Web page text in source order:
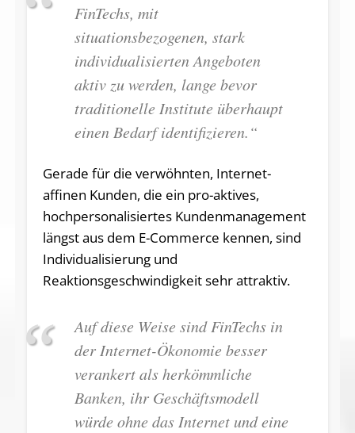
FinTechs, mit
situationsbezogenen, stark
individualisierten Angeboten
aktiv zu werden, lange bevor
traditionelle Institute über­haupt
einen Bedarf identifizieren.“
Gerade für die verwöhnten, Internet-
affinen Kunden, die ein pro-aktives,
hochpersonalisiertes Kundenmanagement
längst aus dem E-Com­merce kennen, sind
Individualisierung und
Reaktionsgeschwindigkeit sehr attraktiv.
Auf diese Weise sind FinTechs in
der Internet-Ökonomie besser
verankert als herkömmliche
Banken, ihr Geschäftsmodell
würde ohne das Internet und eine